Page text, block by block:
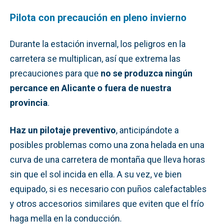
Pilota con precaución en pleno invierno
Durante la estación invernal, los peligros en la
carretera se multiplican, así que extrema las
precauciones para que no se produzca ningún
percance en Alicante o fuera de nuestra
provincia.
Haz un pilotaje preventivo, anticipándote a
posibles problemas como una zona helada en una
curva de una carretera de montaña que lleva horas
sin que el sol incida en ella. A su vez, ve bien
equipado, si es necesario con puños calefactables
y otros accesorios similares que eviten que el frío
haga mella en la conducción.